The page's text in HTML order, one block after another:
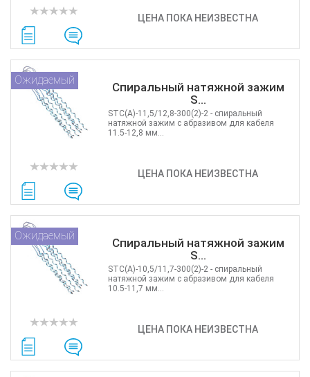
ЦЕНА ПОКА НЕИЗВЕСТНА
Спиральный натяжной зажим
S...
Ожидаемый
ЦЕНА ПОКА НЕИЗВЕСТНА
STC(А)-11,5/12,8-300(2)-2 - cпиральный
натяжной зажим c абразивом для кабеля
11.5-12,8 мм...
Спиральный натяжной зажим
S...
Ожидаемый
ЦЕНА ПОКА НЕИЗВЕСТНА
STC(А)-10,5/11,7-300(2)-2 - cпиральный
натяжной зажим c абразивом для кабеля
10.5-11,7 мм...